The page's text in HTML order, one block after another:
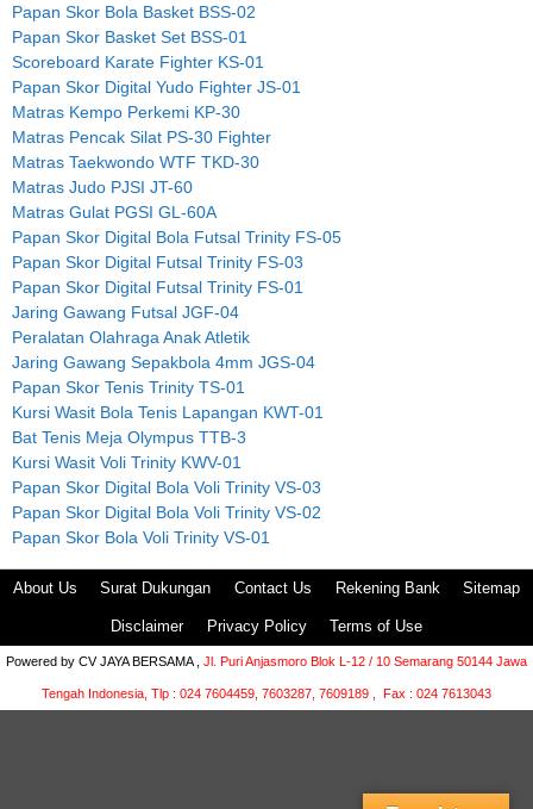
Papan Skor Bola Basket BSS-02
Papan Skor Basket Set BSS-01
Scoreboard Karate Fighter KS-01
Papan Skor Digital Yudo Fighter JS-01
Matras Kempo Perkemi KP-30
Matras Pencak Silat PS-30 Fighter
Matras Taekwondo WTF TKD-30
Matras Judo PJSI JT-60
Matras Gulat PGSI GL-60A
Papan Skor Digital Bola Futsal Trinity FS-05
Papan Skor Digital Futsal Trinity FS-03
Papan Skor Digital Futsal Trinity FS-01
Jaring Gawang Futsal JGF-04
Peralatan Olahraga Anak Atletik
Jaring Gawang Sepakbola 4mm JGS-04
Papan Skor Tenis Trinity TS-01
Kursi Wasit Bola Tenis Lapangan KWT-01
Bat Tenis Meja Olympus TTB-3
Kursi Wasit Voli Trinity KWV-01
Papan Skor Digital Bola Voli Trinity VS-03
Papan Skor Digital Bola Voli Trinity VS-02
Papan Skor Bola Voli Trinity VS-01
About Us Surat Dukungan Contact Us Rekening Bank Sitemap
Disclaimer Privacy Policy Terms of Use
Powered by CV JAYA BERSAMA , Jl. Puri Anjasmoro Blok L-12 / 10 Semarang 50144 Jawa
Tengah Indonesia, Tlp : 024 7604459, 7603287, 7609189 , Fax : 024 7613043